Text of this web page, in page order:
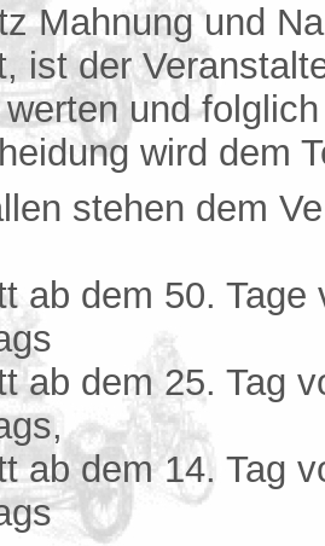
Mahnung und
ist der
und
wird dem
stehen dem
ab dem 50.
ab dem 25. Tag
ab dem 14. Tag